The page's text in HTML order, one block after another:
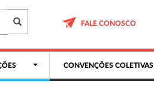
FALE CONOSCO
CONVENÇÕES COLETIVAS